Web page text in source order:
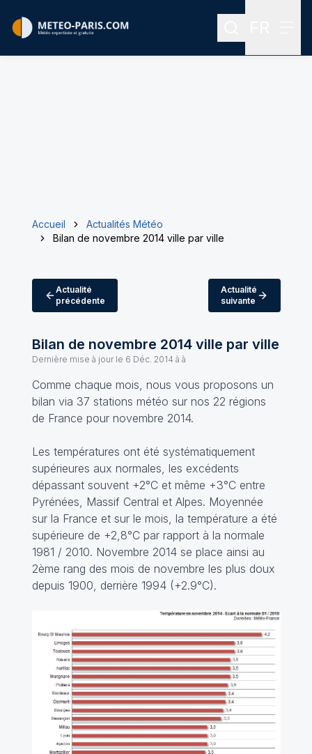
Rechercher
Accueil
Actualités Météo
Bilan de novembre 2014 ville par ville
Actualité
précédente
Actualité
suivante
Bilan de novembre 2014 ville par ville
Dernière mise à jour le 6 Déc. 2014 à à
Comme chaque mois, nous vous proposons un
bilan via 37 stations météo sur nos 22 régions
de France pour novembre 2014.
Les températures ont été systématiquement
supérieures aux normales, les excédents
dépassant souvent +2°C et même +3°C entre
Pyrénées, Massif Central et Alpes. Moyennée
sur la France et sur le mois, la température a été
supérieure de +2,8°C par rapport à la normale
1981 / 2010. Novembre 2014 se place ainsi au
2ème rang des mois de novembre les plus doux
depuis 1900, derrière 1994 (+2.9°C).